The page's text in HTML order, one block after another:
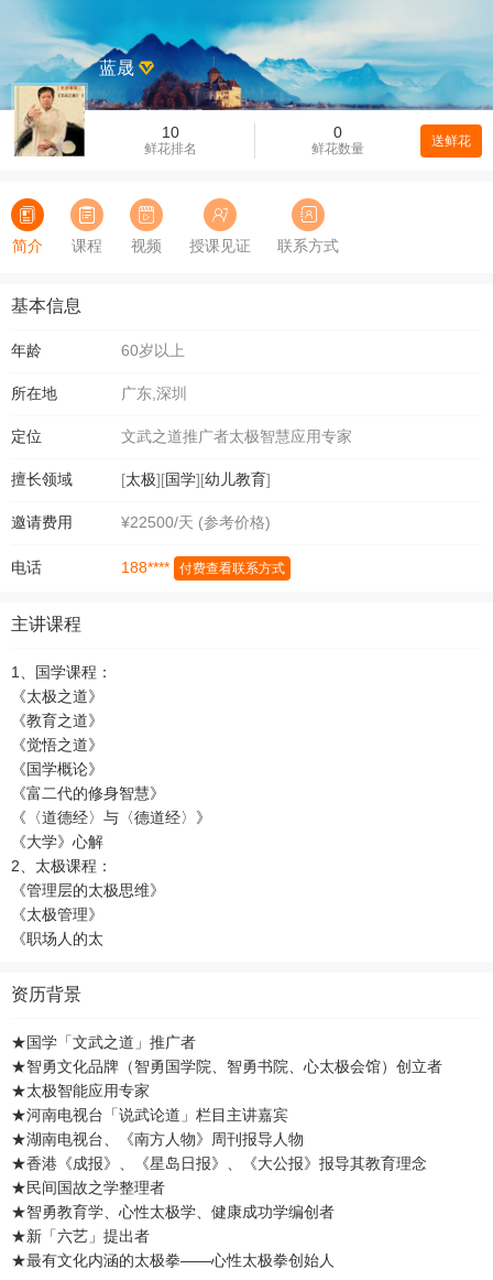
10
鲜花排名
0
鲜花数量 送鲜花
蓝晟
简介 课程 视频 授课见证 联系方式
基本信息
年龄 60岁以上
所在地 广东,深圳
定位 文武之道推广者太极智慧应用专家
擅长领域 [太极][国学][幼儿教育]
邀请费用 ¥22500/天 (参考价格)
电话 188**** 付费查看联系方式
主讲课程
1、国学课程：
《太极之道》
《教育之道》
《觉悟之道》
《国学概论》
《富二代的修身智慧》
《〈道德经〉与〈德道经〉》
《大学》心解
2、太极课程：
《管理层的太极思维》
《太极管理》
《职场人的太
资历背景
★国学「文武之道」推广者
★智勇文化品牌（智勇国学院、智勇书院、心太极会馆）创立者
★太极智能应用专家
★河南电视台「说武论道」栏目主讲嘉宾
★湖南电视台、《南方人物》周刊报导人物
★香港《成报》、《星岛日报》、《大公报》报导其教育理念
★民间国故之学整理者
★智勇教育学、心性太极学、健康成功学编创者
★新「六艺」提出者
★最有文化内涵的太极拳——心性太极拳创始人